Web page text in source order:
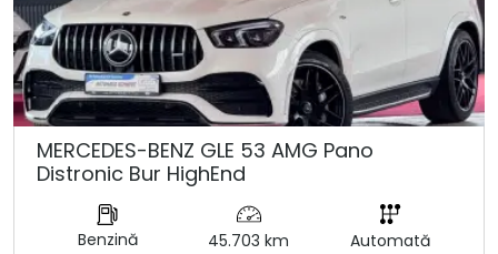
MERCEDES-BENZ GLE 53 AMG Pano
Distronic Bur HighEnd
Benzină 45.703 km Automată